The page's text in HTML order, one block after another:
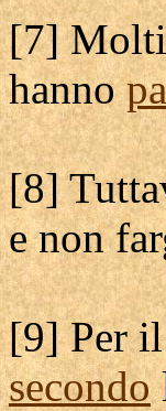
[7]
hanno
[8]
e non
[9] Per
secondo